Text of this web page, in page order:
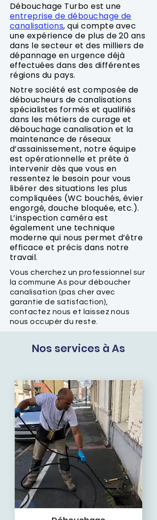
Débouchage Turbo est une
entreprise de débouchage de
canalisations, qui compte avec
une expérience de plus de 20 ans
dans le secteur et des milliers de
dépannage en urgence déjà
effectuées dans des différentes
régions du pays.
Notre société est composée de
déboucheurs de canalisations
spécialistes formés et qualifiés
dans les métiers de curage et
débouchage canalisation et la
maintenance de réseaux
d’assainissement, notre équipe
est opérationnelle et prête à
intervenir dès que vous en
ressentez le besoin pour vous
libérer des situations les plus
compliquées (WC bouchés, évier
engorgé, douche bloquée, etc.).
L’inspection caméra est
également une technique
moderne qui nous permet d’être
efficace et précis dans notre
travail.
Vous cherchez un professionnel sur
la commune As pour déboucher
canalisation (pas cher avec
garantie de satisfaction),
contactez nous et laissez nous
nous occupér du reste.
Nos services à As